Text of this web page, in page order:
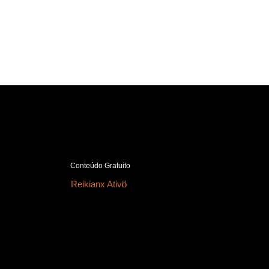
Conteúdo Gratuito
Reikianx Ativo